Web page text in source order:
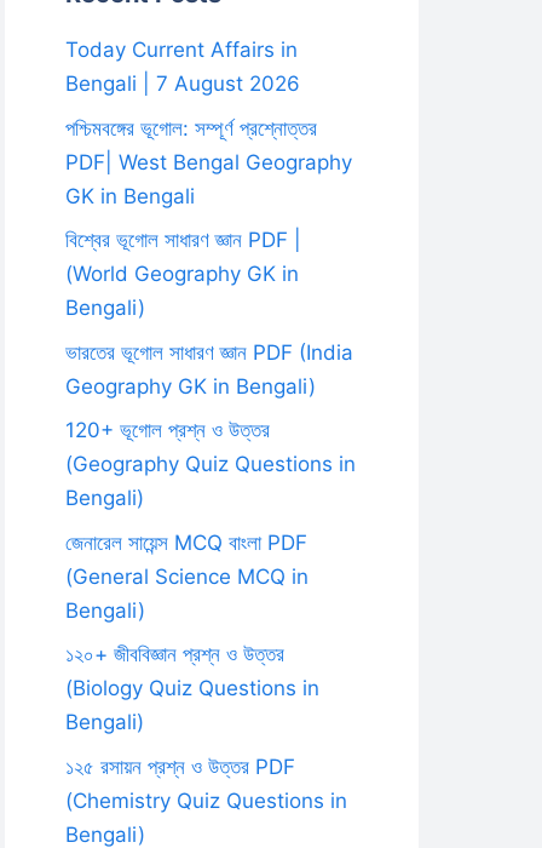
Today Current Affairs in
Bengali | 7 August 2026
পশ্চিমবঙ্গের ভূগোল: সম্পূর্ণ প্রশ্নোত্তর
PDF| West Bengal Geography
GK in Bengali
বিশ্বের ভূগোল সাধারণ জ্ঞান PDF |
(World Geography GK in
Bengali)
ভারতের ভূগোল সাধারণ জ্ঞান PDF (India
Geography GK in Bengali)
120+ ভূগোল প্রশ্ন ও উত্তর
(Geography Quiz Questions in
Bengali)
জেনারেল সায়েন্স MCQ বাংলা PDF
(General Science MCQ in
Bengali)
১২০+ জীববিজ্ঞান প্রশ্ন ও উত্তর
(Biology Quiz Questions in
Bengali)
১২৫ রসায়ন প্রশ্ন ও উত্তর PDF
(Chemistry Quiz Questions in
Bengali)